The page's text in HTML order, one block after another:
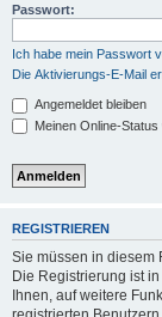
Passwort:
Ich habe mein Passwort
Die Aktivierungs-E-Mail
Angemeldet bleiben
Meinen Online-
REGISTRIEREN
Sie müssen in diesem
Die Registrierung ist
Ihnen, auf weitere